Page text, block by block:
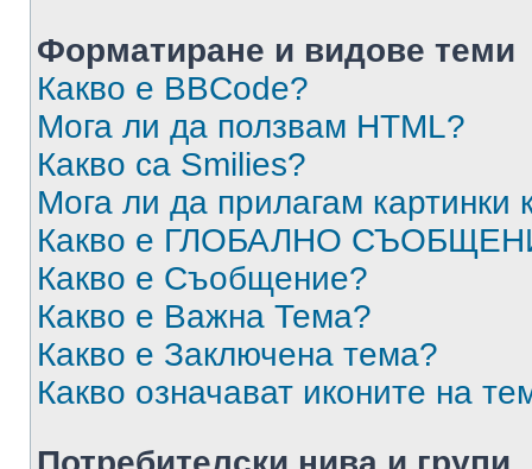
Форматиране и видове теми
Какво е BBCode?
Мога ли да ползвам HTML?
Какво са Smilies?
Мога ли да прилагам
Какво е ГЛОБАЛНО
Какво е Съобщение?
Какво е Важна Тема?
Какво е Заключена тема?
Какво означават иконите на